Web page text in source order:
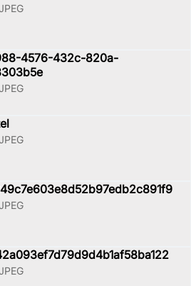
4576-432c-820a-